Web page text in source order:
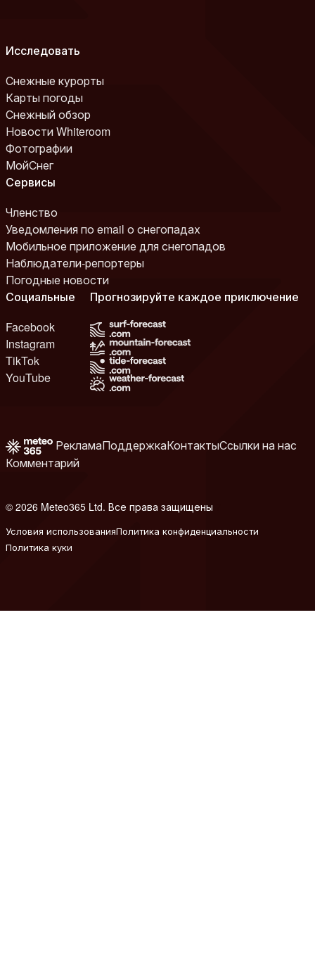
Исследовать
Снежные курорты
Карты погоды
Снежный обзор
Новости Whiteroom
Фотографии
МойСнег
Сервисы
Членство
Уведомления по email о снегопадах
Мобильное приложение для снегопадов
Наблюдатели-репортеры
Погодные новости
Социальные
Facebook
Instagram
TikTok
YouTube
Прогнозируйте каждое приключение
РекламаПоддержкаКонтактыСсылки на нас
Комментарий
© 2026 Meteo365 Ltd. Все права защищены
Условия использованияПолитика конфиденциальности
Политика куки